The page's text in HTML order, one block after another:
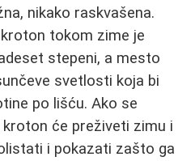
nikako raskvašena.
tokom zime je
stepeni, a mesto
svetlosti koja bi
po lišću. Ako se
će preživeti zimu i
i pokazati zašto ga